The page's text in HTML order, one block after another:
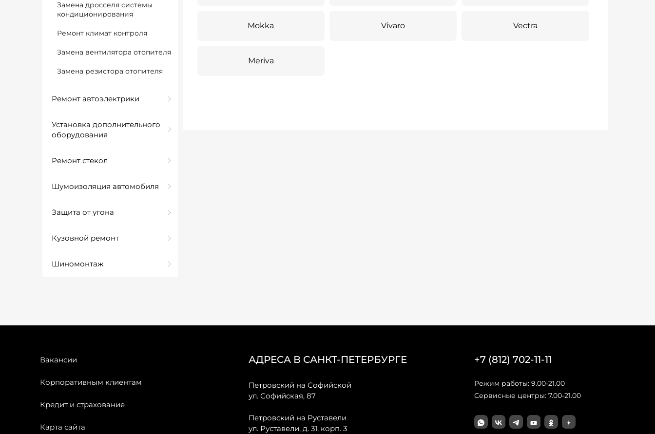
Замена дросселя системы
кондиционирования
Ремонт климат контроля
Замена вентилятора отопителя
Замена резистора отопителя
Ремонт автоэлектрики
Установка дополнительного
оборудования
Ремонт стекол
Шумоизоляция автомобиля
Защита от угона
Кузовной ремонт
Шиномонтаж
Mokka Vivaro Vectra
Meriva
Вакансии
Корпоративным клиентам
Кредит и страхование
Карта сайта
АДРЕСА В САНКТ-ПЕТЕРБУРГЕ
Петровский на Софийской
ул. Софийская, 87
Петровский на Руставели
ул. Руставели, д. 31, корп. 3
+7 (812) 702-11-11
Режим работы: 9.00-21.00
Сервисные центры: 7.00-21.00